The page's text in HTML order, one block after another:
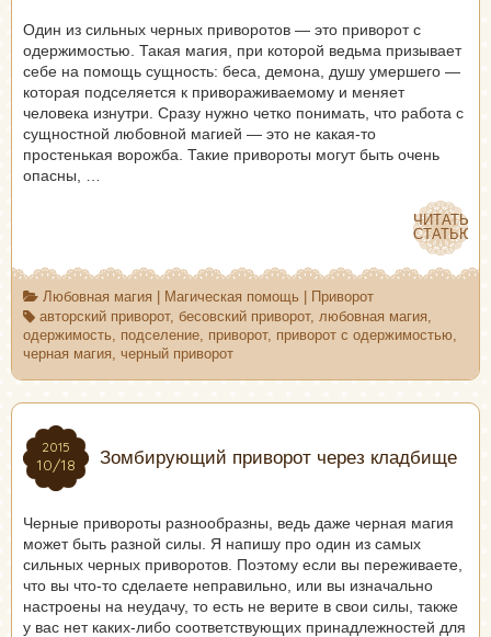
Один из сильных черных приворотов — это приворот с
одержимостью. Такая магия, при которой ведьма призывает
себе на помощь сущность: беса, демона, душу умершего —
которая подселяется к привораживаемому и меняет
человека изнутри. Сразу нужно четко понимать, что работа с
сущностной любовной магией — это не какая-то
простенькая ворожба. Такие привороты могут быть очень
опасны, …
ЧИТАТЬ
СТАТЬЮ
ЧИТАТЬ
СТАТЬЮ
Любовная магия Магическая помощь
Приворот
авторский приворот, бесовский приворот, любовная магия,
одержимость, подселение, приворот, приворот с одержимостью,
черная магия, черный приворот
2015
10/18
2015
10/18 Зомбирующий приворот через кладбище
Черные привороты разнообразны, ведь даже черная магия
может быть разной силы. Я напишу про один из самых
сильных черных приворотов. Поэтому если вы переживаете,
что вы что-то сделаете неправильно, или вы изначально
настроены на неудачу, то есть не верите в свои силы, также
у вас нет каких-либо соответствующих принадлежностей для